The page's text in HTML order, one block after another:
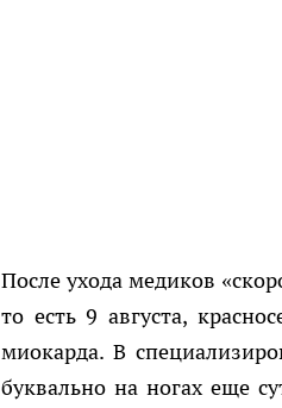
После ухода медиков
то есть 9 августа,
миокарда. В
буквально на ногах еще